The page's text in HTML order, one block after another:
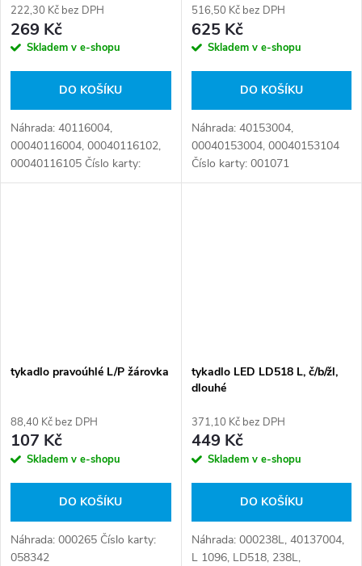
222,30 Kč bez DPH
269 Kč
Skladem v e-shopu
DO KOŠÍKU
Náhrada: 40116004,
00040116004, 00040116102,
00040116105 Číslo karty:
001233
516,50 Kč bez DPH
625 Kč
Skladem v e-shopu
DO KOŠÍKU
Náhrada: 40153004,
00040153004, 00040153104
Číslo karty: 001071
tykadlo pravoúhlé L/P žárovka
88,40 Kč bez DPH
107 Kč
Skladem v e-shopu
DO KOŠÍKU
Náhrada: 000265 Číslo karty:
058342
tykadlo LED LD518 L, č/b/žl,
dlouhé
371,10 Kč bez DPH
449 Kč
Skladem v e-shopu
DO KOŠÍKU
Náhrada: 000238L, 40137004,
L 1096, LD518, 238L,